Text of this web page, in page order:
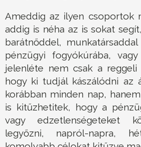
Ameddig az ilyen csoportok
addig is néha az is sokat
barátnőddel,
pénzügyi fogyókúrába,
jelenléte nem csak a reggeli
hogy ki tudjál kászálódni az
korábban minden nap,
is kitűzhetitek, hogy a
vagy edzetlenségeteket
legyőzni, napról-napra,